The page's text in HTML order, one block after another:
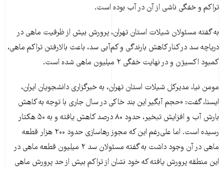
تراکم و خفگی ناشی از آن در آب بوده است.
به گفته مسئولان شیلات استان تهران، پرورش بیش از ظرفیت ماهی در
دریاچه سد در کنار کاهش بارندگی و کم‌آبی سد، باعث بالارفتن تراکم‌ ماهی،
کمبود اکسیژن و در نهایت خفگی ۲ میلیون ماهی شده است.
مومن نیا، مدیرکل شیلات استان تهران، به خبرگزاری دانشجویان ایران،
ایسنا، گفت: «حجم آبگیر این بند خاکی در سال جاری با توجه به کاهش
بارش آب و افزایش تبخیر، حدود ۸۰ درصد کاهش یافته و به ۵۰ هکتار
رسیده است. اما علی‌رغم این که مجوز رهاسازی حدود ۲۰۰ هزار قطعه
ماهی در آن وجود داشت به گفته مسئولان سد ۲ میلیون قطعه ماهی در
این منطقه پرورش یافته که خود نشان از تراکم بیش از حد پرورش ماهی